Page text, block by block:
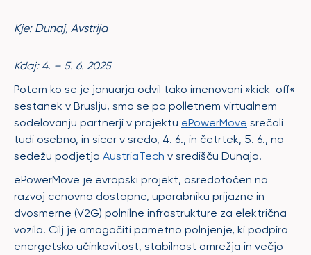
Kje: Dunaj, Avstrija
Kdaj: 4. – 5. 6. 2025
Potem ko se je januarja odvil tako imenovani »kick-off«
sestanek v Bruslju, smo se po polletnem virtualnem
sodelovanju partnerji v projektu ePowerMove srečali
tudi osebno, in sicer v sredo, 4. 6., in četrtek, 5. 6., na
sedežu podjetja AustriaTech v središču Dunaja.
ePowerMove je evropski projekt, osredotočen na
razvoj cenovno dostopne, uporabniku prijazne in
dvosmerne (V2G) polnilne infrastrukture za električna
vozila. Cilj je omogočiti pametno polnjenje, ki podpira
energetsko učinkovitost, stabilnost omrežja in večjo